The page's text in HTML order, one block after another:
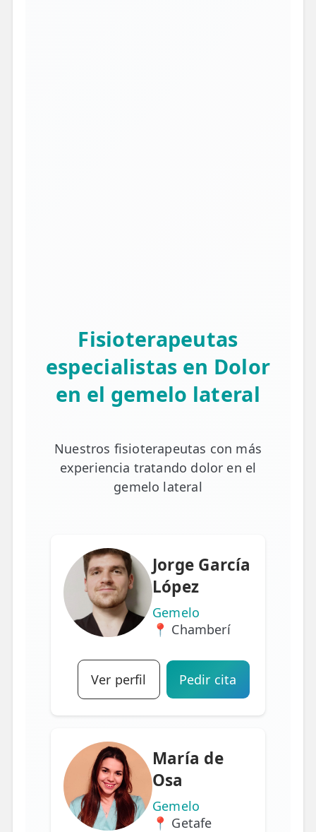
Fisioterapeutas
especialistas en Dolor
en el gemelo lateral
Nuestros fisioterapeutas con más
experiencia tratando dolor en el
gemelo lateral
Jorge García
López
Gemelo
📍 Chamberí
Ver perfil Pedir cita
María de
Osa
Gemelo
📍 Getafe